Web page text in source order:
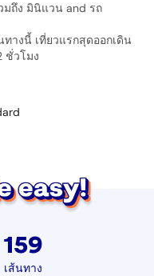
มถึง มินิแวน and รถ
างนี้ เที่ยวแรกสุดออกเดิน
ชั่วโมง
159
เส้นทาง